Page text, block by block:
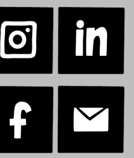
.
. .